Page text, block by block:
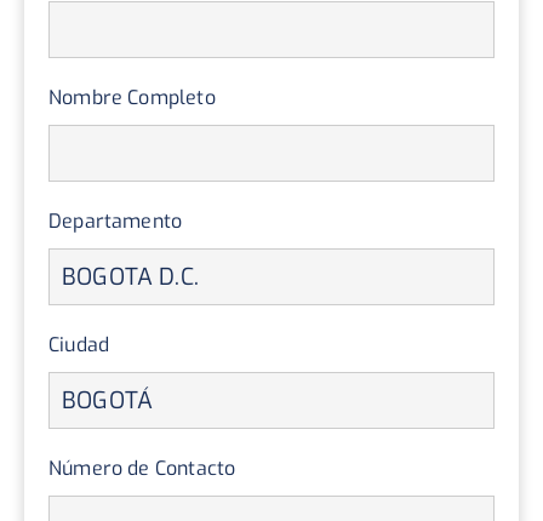
Nombre Completo
Departamento
Ciudad
Número de Contacto